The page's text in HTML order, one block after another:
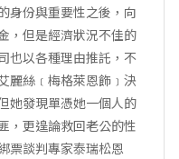
身份與重要性之後，向
，但是經濟狀況不佳的
也以各種理由推託，不
麗絲﹝梅格萊恩飾﹞決
她發現單憑她一個人的
，更遑論救回老公的性
票談判專家泰瑞松恩